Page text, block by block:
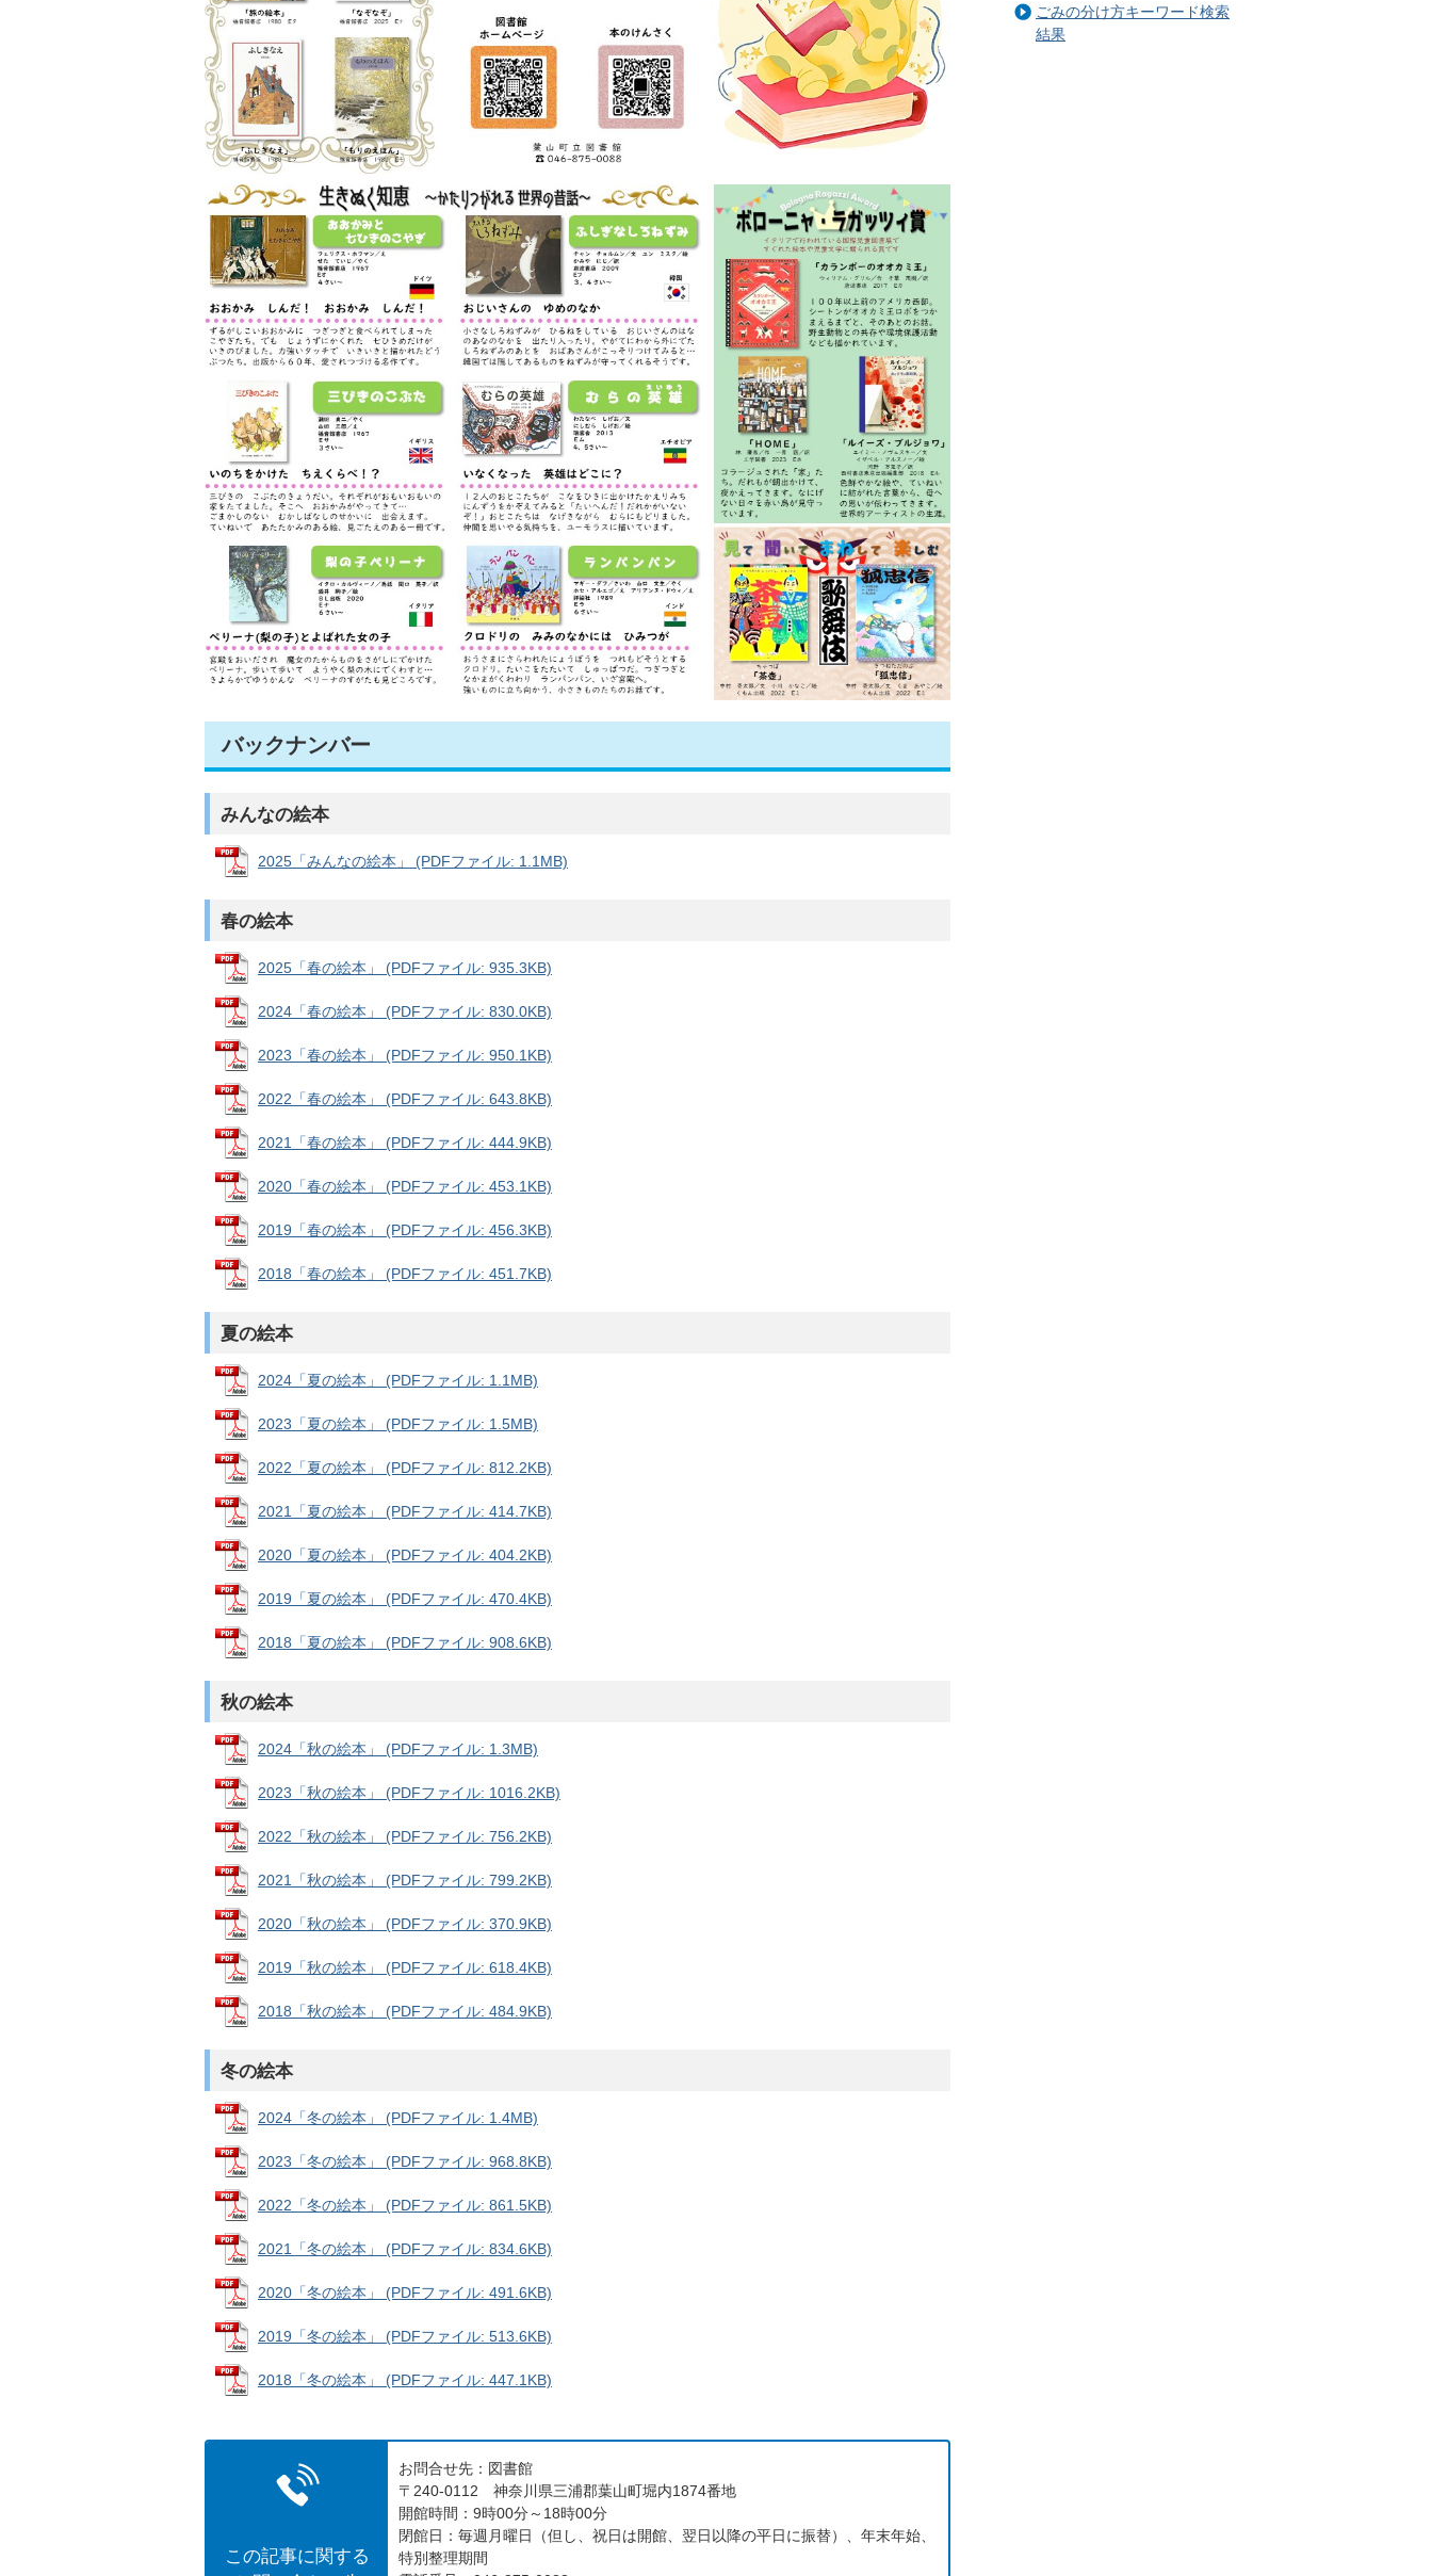
バックナンバー
みんなの絵本
2025「みんなの絵本」 (PDFファイル: 1.1MB)
春の絵本
2025「春の絵本」 (PDFファイル: 935.3KB)
2024「春の絵本」 (PDFファイル: 830.0KB)
2023「春の絵本」 (PDFファイル: 950.1KB)
2022「春の絵本」 (PDFファイル: 643.8KB)
2021「春の絵本」 (PDFファイル: 444.9KB)
2020「春の絵本」 (PDFファイル: 453.1KB)
2019「春の絵本」 (PDFファイル: 456.3KB)
2018「春の絵本」 (PDFファイル: 451.7KB)
夏の絵本
2024「夏の絵本」 (PDFファイル: 1.1MB)
2023「夏の絵本」 (PDFファイル: 1.5MB)
2022「夏の絵本」 (PDFファイル: 812.2KB)
2021「夏の絵本」 (PDFファイル: 414.7KB)
2020「夏の絵本」 (PDFファイル: 404.2KB)
2019「夏の絵本」 (PDFファイル: 470.4KB)
2018「夏の絵本」 (PDFファイル: 908.6KB)
秋の絵本
2024「秋の絵本」 (PDFファイル: 1.3MB)
2023「秋の絵本」 (PDFファイル: 1016.2KB)
2022「秋の絵本」 (PDFファイル: 756.2KB)
2021「秋の絵本」 (PDFファイル: 799.2KB)
2020「秋の絵本」 (PDFファイル: 370.9KB)
2019「秋の絵本」 (PDFファイル: 618.4KB)
2018「秋の絵本」 (PDFファイル: 484.9KB)
冬の絵本
2024「冬の絵本」 (PDFファイル: 1.4MB)
2023「冬の絵本」 (PDFファイル: 968.8KB)
2022「冬の絵本」 (PDFファイル: 861.5KB)
2021「冬の絵本」 (PDFファイル: 834.6KB)
2020「冬の絵本」 (PDFファイル: 491.6KB)
2019「冬の絵本」 (PDFファイル: 513.6KB)
2018「冬の絵本」 (PDFファイル: 447.1KB)
この記事に関する
お問合せ先：図書館
〒240-0112 神奈川県三浦郡葉山町堀内1874番地
開館時間：9時00分～18時00分
閉館日：毎週月曜日（但し、祝日は開館、翌日以降の平日に振替）、年末年始、
特別整理期間
ごみの分け方キーワード検索
結果